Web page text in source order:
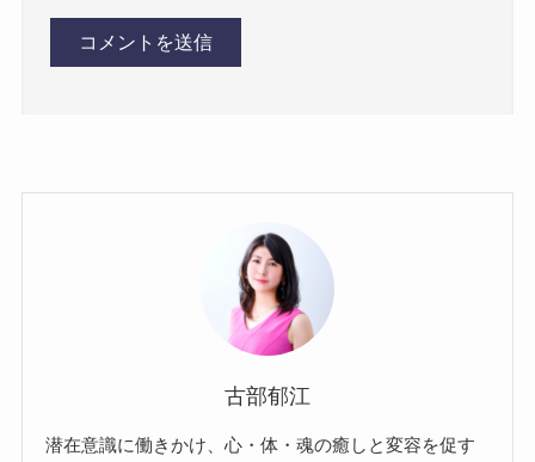
古部郁江
潜在意識に働きかけ、心・体・魂の癒しと変容を促す